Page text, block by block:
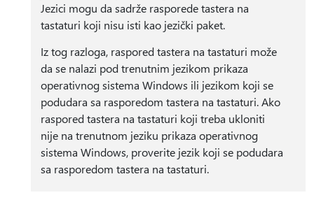
Jezici mogu da sadrže rasporede tastera na
tastaturi koji nisu isti kao jezički paket.
Iz tog razloga, raspored tastera na tastaturi može
da se nalazi pod trenutnim jezikom prikaza
operativnog sistema Windows ili jezikom koji se
podudara sa rasporedom tastera na tastaturi. Ako
raspored tastera na tastaturi koji treba ukloniti
nije na trenutnom jeziku prikaza operativnog
sistema Windows, proverite jezik koji se podudara
sa rasporedom tastera na tastaturi.